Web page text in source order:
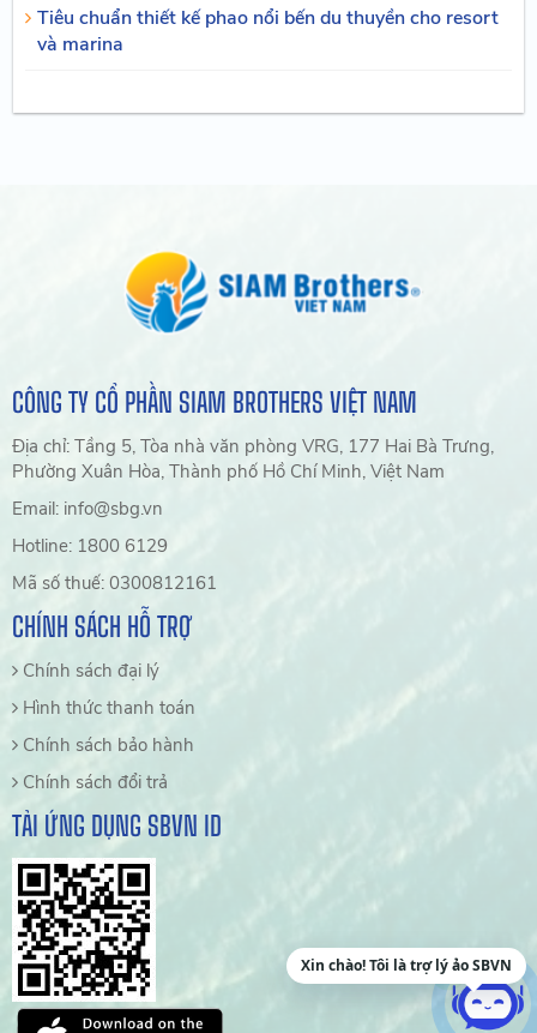
Tiêu chuẩn thiết kế phao nổi bến du thuyền cho resort
và marina
CÔNG TY CỔ PHẦN SIAM BROTHERS VIỆT NAM
Địa chỉ: Tầng 5, Tòa nhà văn phòng VRG, 177 Hai Bà Trưng,
Phường Xuân Hòa, Thành phố Hồ Chí Minh, Việt Nam
Email: info@sbg.vn
Hotline: 1800 6129
Mã số thuế: 0300812161
CHÍNH SÁCH HỖ TRỢ
Chính sách đại lý
Hình thức thanh toán
Chính sách bảo hành
Chính sách đổi trả
TẢI ỨNG DỤNG SBVN ID
Xin chào! Tôi là trợ lý ảo SBVN